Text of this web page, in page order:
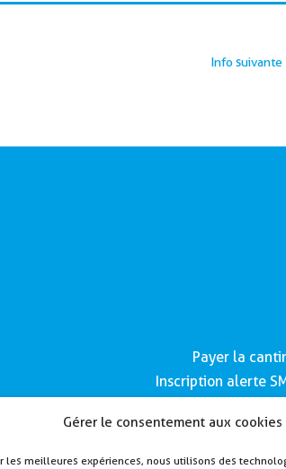
Gérer le consentement aux cookies
les meilleures expériences, nous utilisons des
Info suivante
Payer la
Inscription alerte